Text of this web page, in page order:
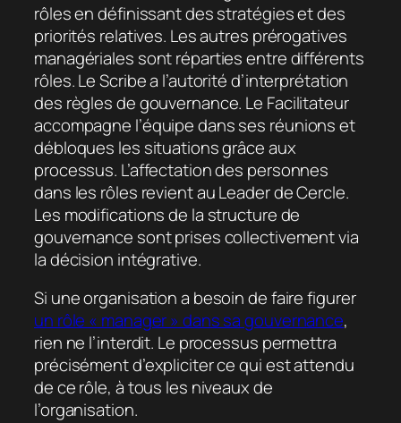
rôles en définissant des stratégies et des
priorités relatives. Les autres prérogatives
managériales sont réparties entre différents
rôles. Le Scribe a l’autorité d’interprétation
des règles de gouvernance. Le Facilitateur
accompagne l’équipe dans ses réunions et
débloques les situations grâce aux
processus. L’affectation des personnes
dans les rôles revient au Leader de Cercle.
Les modifications de la structure de
gouvernance sont prises collectivement via
la décision intégrative.
Si une organisation a besoin de faire figurer
un rôle « manager » dans sa gouvernance,
rien ne l’interdit. Le processus permettra
précisément d’expliciter ce qui est attendu
de ce rôle, à tous les niveaux de
l’organisation.